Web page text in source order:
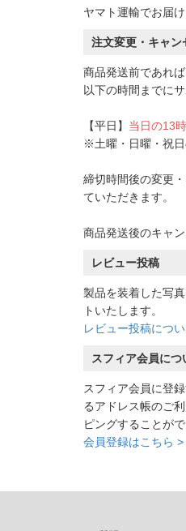
ヤマト運輸でお届け
注文変更・キャン
商品発送前であれ
以下の時間までに
【平日】 当日の13
※土曜・日曜・祝日
締切時間後の変更
ていただきます。
商品発送後のキャ
レビュー投稿
製品を装着した写
トいたします。
レビュー投稿につ
スフィア会員につ
スフィア会員に登
るアドレス帳のご
ピングすることがで
会員登録はこちら >